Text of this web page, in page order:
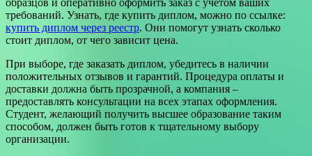
образцов и оперативно оформить заказ с учетом ваших
требований. Узнать, где купить диплом, можно по ссылке:
купить диплом через реестр. Они помогут узнать сколько
стоит диплом, от чего зависит цена.
При выборе, где заказать диплом, убедитесь в наличии
положительных отзывов и гарантий. Процедура оплаты и
доставки должна быть прозрачной, а компания –
предоставлять консультации на всех этапах оформления.
Студент, желающий получить высшее образование таким
способом, должен быть готов к тщательному выбору
организации.